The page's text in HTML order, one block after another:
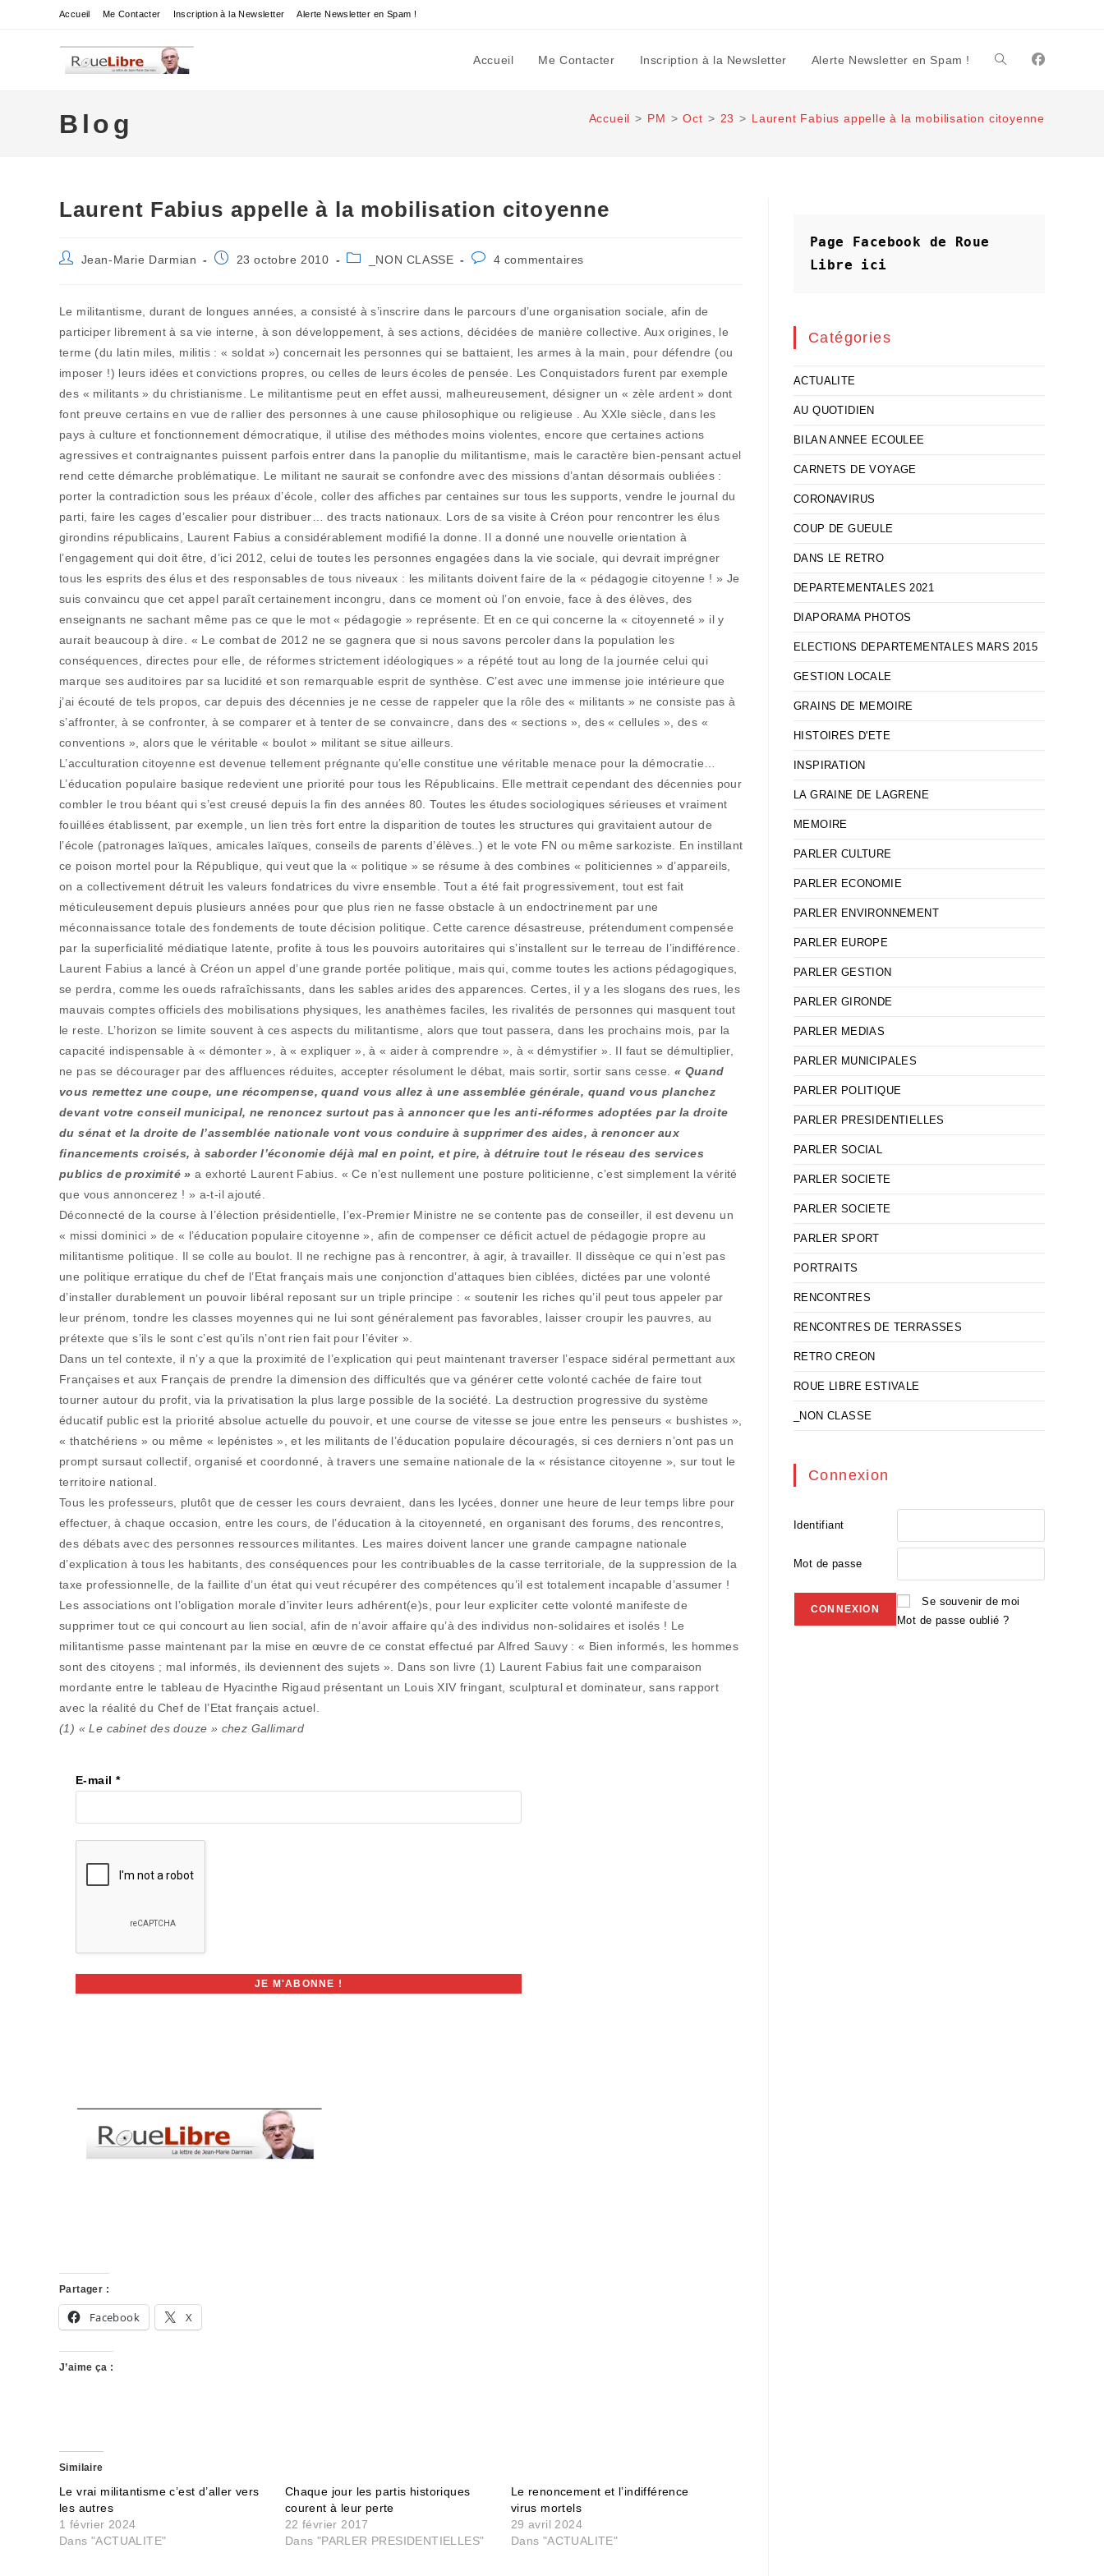
Accueil Me Contacter Inscription à la Newsletter Alerte Newsletter en Spam !
Accueil Me Contacter Inscription à la Newsletter Alerte Newsletter en Spam ! Toggle
website
Blog Accueil > PM > Oct > 23 > Laurent Fabius appelle à la mobilisation citoyenne
Laurent Fabius appelle à la mobilisation citoyenne
Auteur/autrice
Jean-Marie Darmian
Publication
23 octobre 2010
Post
_NON CLASSE
Commentaires
4 commentaires
Le militantisme, durant de longues années, a consisté à s’inscrire dans le parcours d’une organisation sociale, afin de
participer librement à sa vie interne, à son développement, à ses actions, décidées de manière collective. Aux origines, le
terme (du latin miles, militis : « soldat ») concernait les personnes qui se battaient, les armes à la main, pour défendre (ou
imposer !) leurs idées et convictions propres, ou celles de leurs écoles de pensée. Les Conquistadors furent par exemple
des « militants » du christianisme. Le militantisme peut en effet aussi, malheureusement, désigner un « zèle ardent » dont
font preuve certains en vue de rallier des personnes à une cause philosophique ou religieuse . Au XXIe siècle, dans les
pays à culture et fonctionnement démocratique, il utilise des méthodes moins violentes, encore que certaines actions
agressives et contraignantes puissent parfois entrer dans la panoplie du militantisme, mais le caractère bien-pensant actuel
rend cette démarche problématique. Le militant ne saurait se confondre avec des missions d’antan désormais oubliées :
porter la contradiction sous les préaux d’école, coller des affiches par centaines sur tous les supports, vendre le journal du
parti, faire les cages d’escalier pour distribuer… des tracts nationaux. Lors de sa visite à Créon pour rencontrer les élus
girondins républicains, Laurent Fabius a considérablement modifié la donne. Il a donné une nouvelle orientation à
l’engagement qui doit être, d’ici 2012, celui de toutes les personnes engagées dans la vie sociale, qui devrait imprégner
tous les esprits des élus et des responsables de tous niveaux : les militants doivent faire de la « pédagogie citoyenne ! » Je
suis convaincu que cet appel paraît certainement incongru, dans ce moment où l’on envoie, face à des élèves, des
enseignants ne sachant même pas ce que le mot « pédagogie » représente. Et en ce qui concerne la « citoyenneté » il y
aurait beaucoup à dire. « Le combat de 2012 ne se gagnera que si nous savons percoler dans la population les
conséquences, directes pour elle, de réformes strictement idéologiques » a répété tout au long de la journée celui qui
marque ses auditoires par sa lucidité et son remarquable esprit de synthèse. C’est avec une immense joie intérieure que
j’ai écouté de tels propos, car depuis des décennies je ne cesse de rappeler que la rôle des « militants » ne consiste pas à
s’affronter, à se confronter, à se comparer et à tenter de se convaincre, dans des « sections », des « cellules », des «
conventions », alors que le véritable « boulot » militant se situe ailleurs.
L’acculturation citoyenne est devenue tellement prégnante qu’elle constitue une véritable menace pour la démocratie…
L’éducation populaire basique redevient une priorité pour tous les Républicains. Elle mettrait cependant des décennies pour
combler le trou béant qui s’est creusé depuis la fin des années 80. Toutes les études sociologiques sérieuses et vraiment
fouillées établissent, par exemple, un lien très fort entre la disparition de toutes les structures qui gravitaient autour de
l’école (patronages laïques, amicales laïques, conseils de parents d’élèves..) et le vote FN ou même sarkoziste. En instillant
ce poison mortel pour la République, qui veut que la « politique » se résume à des combines « politiciennes » d’appareils,
on a collectivement détruit les valeurs fondatrices du vivre ensemble. Tout a été fait progressivement, tout est fait
méticuleusement depuis plusieurs années pour que plus rien ne fasse obstacle à un endoctrinement par une
méconnaissance totale des fondements de toute décision politique. Cette carence désastreuse, prétendument compensée
par la superficialité médiatique latente, profite à tous les pouvoirs autoritaires qui s’installent sur le terreau de l’indifférence.
Laurent Fabius a lancé à Créon un appel d’une grande portée politique, mais qui, comme toutes les actions pédagogiques,
se perdra, comme les oueds rafraîchissants, dans les sables arides des apparences. Certes, il y a les slogans des rues, les
mauvais comptes officiels des mobilisations physiques, les anathèmes faciles, les rivalités de personnes qui masquent tout
le reste. L’horizon se limite souvent à ces aspects du militantisme, alors que tout passera, dans les prochains mois, par la
capacité indispensable à « démonter », à « expliquer », à « aider à comprendre », à « démystifier ». Il faut se démultiplier,
ne pas se décourager par des affluences réduites, accepter résolument le débat, mais sortir, sortir sans cesse. « Quand
vous remettez une coupe, une récompense, quand vous allez à une assemblée générale, quand vous planchez
devant votre conseil municipal, ne renoncez surtout pas à annoncer que les anti-réformes adoptées par la droite
du sénat et la droite de l’assemblée nationale vont vous conduire à supprimer des aides, à renoncer aux
financements croisés, à saborder l’économie déjà mal en point, et pire, à détruire tout le réseau des services
publics de proximité »a exhorté Laurent Fabius. « Ce n’est nullement une posture politicienne, c’est simplement la vérité
que vous annoncerez ! » a-t-il ajouté.
Déconnecté de la course à l’élection présidentielle, l’ex-Premier Ministre ne se contente pas de conseiller, il est devenu un
« missi dominici » de « l’éducation populaire citoyenne », afin de compenser ce déficit actuel de pédagogie propre au
militantisme politique. Il se colle au boulot. Il ne rechigne pas à rencontrer, à agir, à travailler. Il dissèque ce qui n’est pas
une politique erratique du chef de l’Etat français mais une conjonction d’attaques bien ciblées, dictées par une volonté
d’installer durablement un pouvoir libéral reposant sur un triple principe : « soutenir les riches qu’il peut tous appeler par
leur prénom, tondre les classes moyennes qui ne lui sont généralement pas favorables, laisser croupir les pauvres, au
prétexte que s’ils le sont c’est qu’ils n’ont rien fait pour l’éviter ».
Dans un tel contexte, il n’y a que la proximité de l’explication qui peut maintenant traverser l’espace sidéral permettant aux
Françaises et aux Français de prendre la dimension des difficultés que va générer cette volonté cachée de faire tout
tourner autour du profit, via la privatisation la plus large possible de la société. La destruction progressive du système
éducatif public est la priorité absolue actuelle du pouvoir, et une course de vitesse se joue entre les penseurs « bushistes »,
« thatchériens » ou même « lepénistes », et les militants de l’éducation populaire découragés, si ces derniers n’ont pas un
prompt sursaut collectif, organisé et coordonné, à travers une semaine nationale de la « résistance citoyenne », sur tout le
territoire national.
Tous les professeurs, plutôt que de cesser les cours devraient, dans les lycées, donner une heure de leur temps libre pour
effectuer, à chaque occasion, entre les cours, de l’éducation à la citoyenneté, en organisant des forums, des rencontres,
des débats avec des personnes ressources militantes. Les maires doivent lancer une grande campagne nationale
d’explication à tous les habitants, des conséquences pour les contribuables de la casse territoriale, de la suppression de la
taxe professionnelle, de la faillite d’un état qui veut récupérer des compétences qu’il est totalement incapable d’assumer !
Les associations ont l’obligation morale d’inviter leurs adhérent(e)s, pour leur expliciter cette volonté manifeste de
supprimer tout ce qui concourt au lien social, afin de n’avoir affaire qu’à des individus non-solidaires et isolés ! Le
militantisme passe maintenant par la mise en œuvre de ce constat effectué par Alfred Sauvy : « Bien informés, les hommes
sont des citoyens ; mal informés, ils deviennent des sujets ». Dans son livre (1) Laurent Fabius fait une comparaison
mordante entre le tableau de Hyacinthe Rigaud présentant un Louis XIV fringant, sculptural et dominateur, sans rapport
avec la réalité du Chef de l’Etat français actuel.
(1) « Le cabinet des douze » chez Gallimard
E-mail *
Partager :
Facebook X
J’aime ça :
Similaire
Le vrai militantisme c’est d’aller vers
les autres
1 février 2024
Dans "ACTUALITE"
Chaque jour les partis historiques
courent à leur perte
22 février 2017
Dans "PARLER PRESIDENTIELLES"
Le renoncement et l’indifférence
virus mortels
29 avril 2024
Dans "ACTUALITE"
Page Facebook de Roue
Libre
ici
Catégories
ACTUALITE
AU QUOTIDIEN
BILAN ANNEE ECOULEE
CARNETS DE VOYAGE
CORONAVIRUS
COUP DE GUEULE
DANS LE RETRO
DEPARTEMENTALES 2021
DIAPORAMA PHOTOS
ELECTIONS DEPARTEMENTALES MARS 2015
GESTION LOCALE
GRAINS DE MEMOIRE
HISTOIRES D'ETE
INSPIRATION
LA GRAINE DE LAGRENE
MEMOIRE
PARLER CULTURE
PARLER ECONOMIE
PARLER ENVIRONNEMENT
PARLER EUROPE
PARLER GESTION
PARLER GIRONDE
PARLER MEDIAS
PARLER MUNICIPALES
PARLER POLITIQUE
PARLER PRESIDENTIELLES
PARLER SOCIAL
PARLER SOCIETE
PARLER SOCIETE
PARLER SPORT
PORTRAITS
RENCONTRES
RENCONTRES DE TERRASSES
RETRO CREON
ROUE LIBRE ESTIVALE
_NON CLASSE
Connexion
Identifiant
Mot de passe
Se souvenir de moi
Mot de passe oublié ?